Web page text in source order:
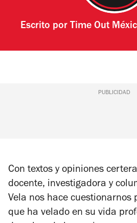
Escrito por Time Out
PUBLICIDAD
Con textos y opiniones
docente, investigadora y
Vela nos hace cuestionarnos
que ha velado en su vida